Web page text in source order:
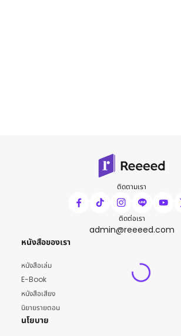
ติดตามเรา
ติดต่อเรา
admin@reeeed.com
หนังสือของเรา
หนังสือเล่ม
E-Book
หนังสือเสียง
นิยายรายตอน
นโยบาย